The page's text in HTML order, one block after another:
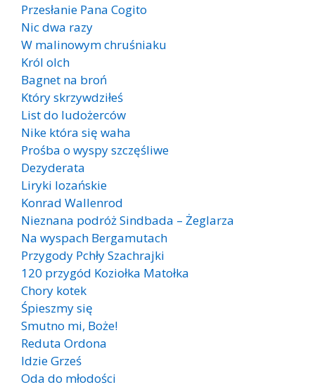
Przesłanie Pana Cogito
Nic dwa razy
W malinowym chruśniaku
Król olch
Bagnet na broń
Który skrzywdziłeś
List do ludożerców
Nike która się waha
Prośba o wyspy szczęśliwe
Dezyderata
Liryki lozańskie
Konrad Wallenrod
Nieznana podróż Sindbada – Żeglarza
Na wyspach Bergamutach
Przygody Pchły Szachrajki
120 przygód Koziołka Matołka
Chory kotek
Śpieszmy się
Smutno mi, Boże!
Reduta Ordona
Idzie Grześ
Oda do młodości